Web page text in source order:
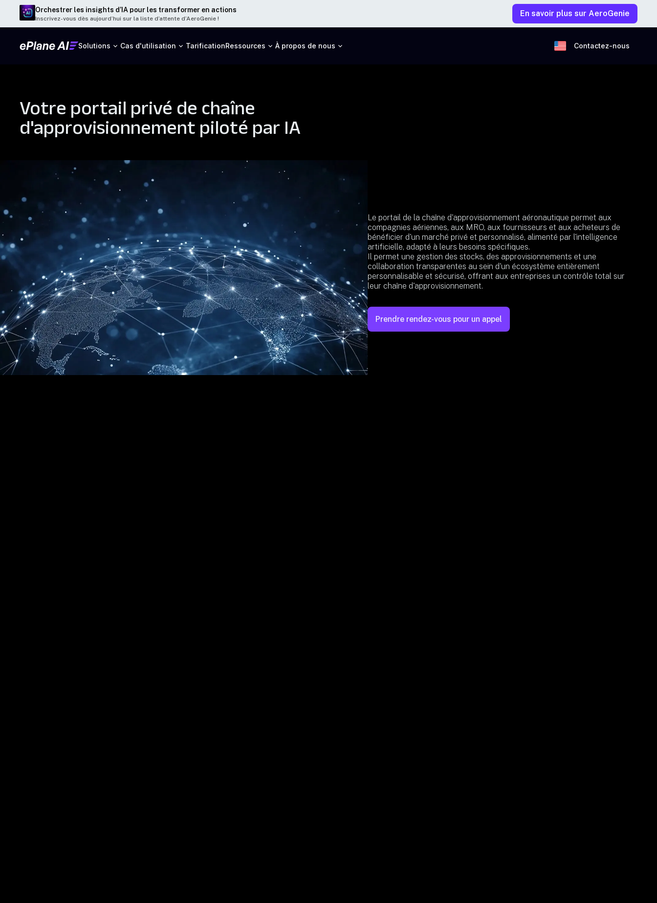
Orchestrer les insights d’IA pour les transformer en actions
Inscrivez-vous dès aujourd’hui sur la liste d’attente d’AeroGenie !
En savoir plus sur AeroGenie
Solutions Cas d'utilisation TarificationRessources À propos de nous Contactez-nous
Votre portail privé de chaîne
d'approvisionnement piloté par IA
Le portail de la chaîne d'approvisionnement aéronautique permet aux
compagnies aériennes, aux MRO, aux fournisseurs et aux acheteurs de
bénéficier d'un marché privé et personnalisé, alimenté par l'intelligence
artificielle, adapté à leurs besoins spécifiques.
Il permet une gestion des stocks, des approvisionnements et une
collaboration transparentes au sein d'un écosystème entièrement
personnalisable et sécurisé, offrant aux entreprises un contrôle total sur
leur chaîne d'approvisionnement.
Prendre rendez-vous pour un appel